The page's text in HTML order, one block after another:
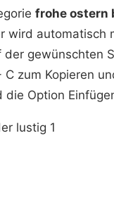
frohe ostern
wird automatisch
gewünschten
zum Kopieren
die Option
lustig 1